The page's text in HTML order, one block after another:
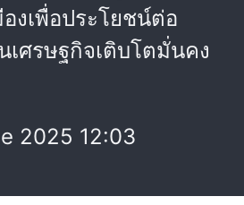
งเพื่อประโยชน์ต่อ
ศรษฐกิจเติบโตมั่นคง
2025 12:03